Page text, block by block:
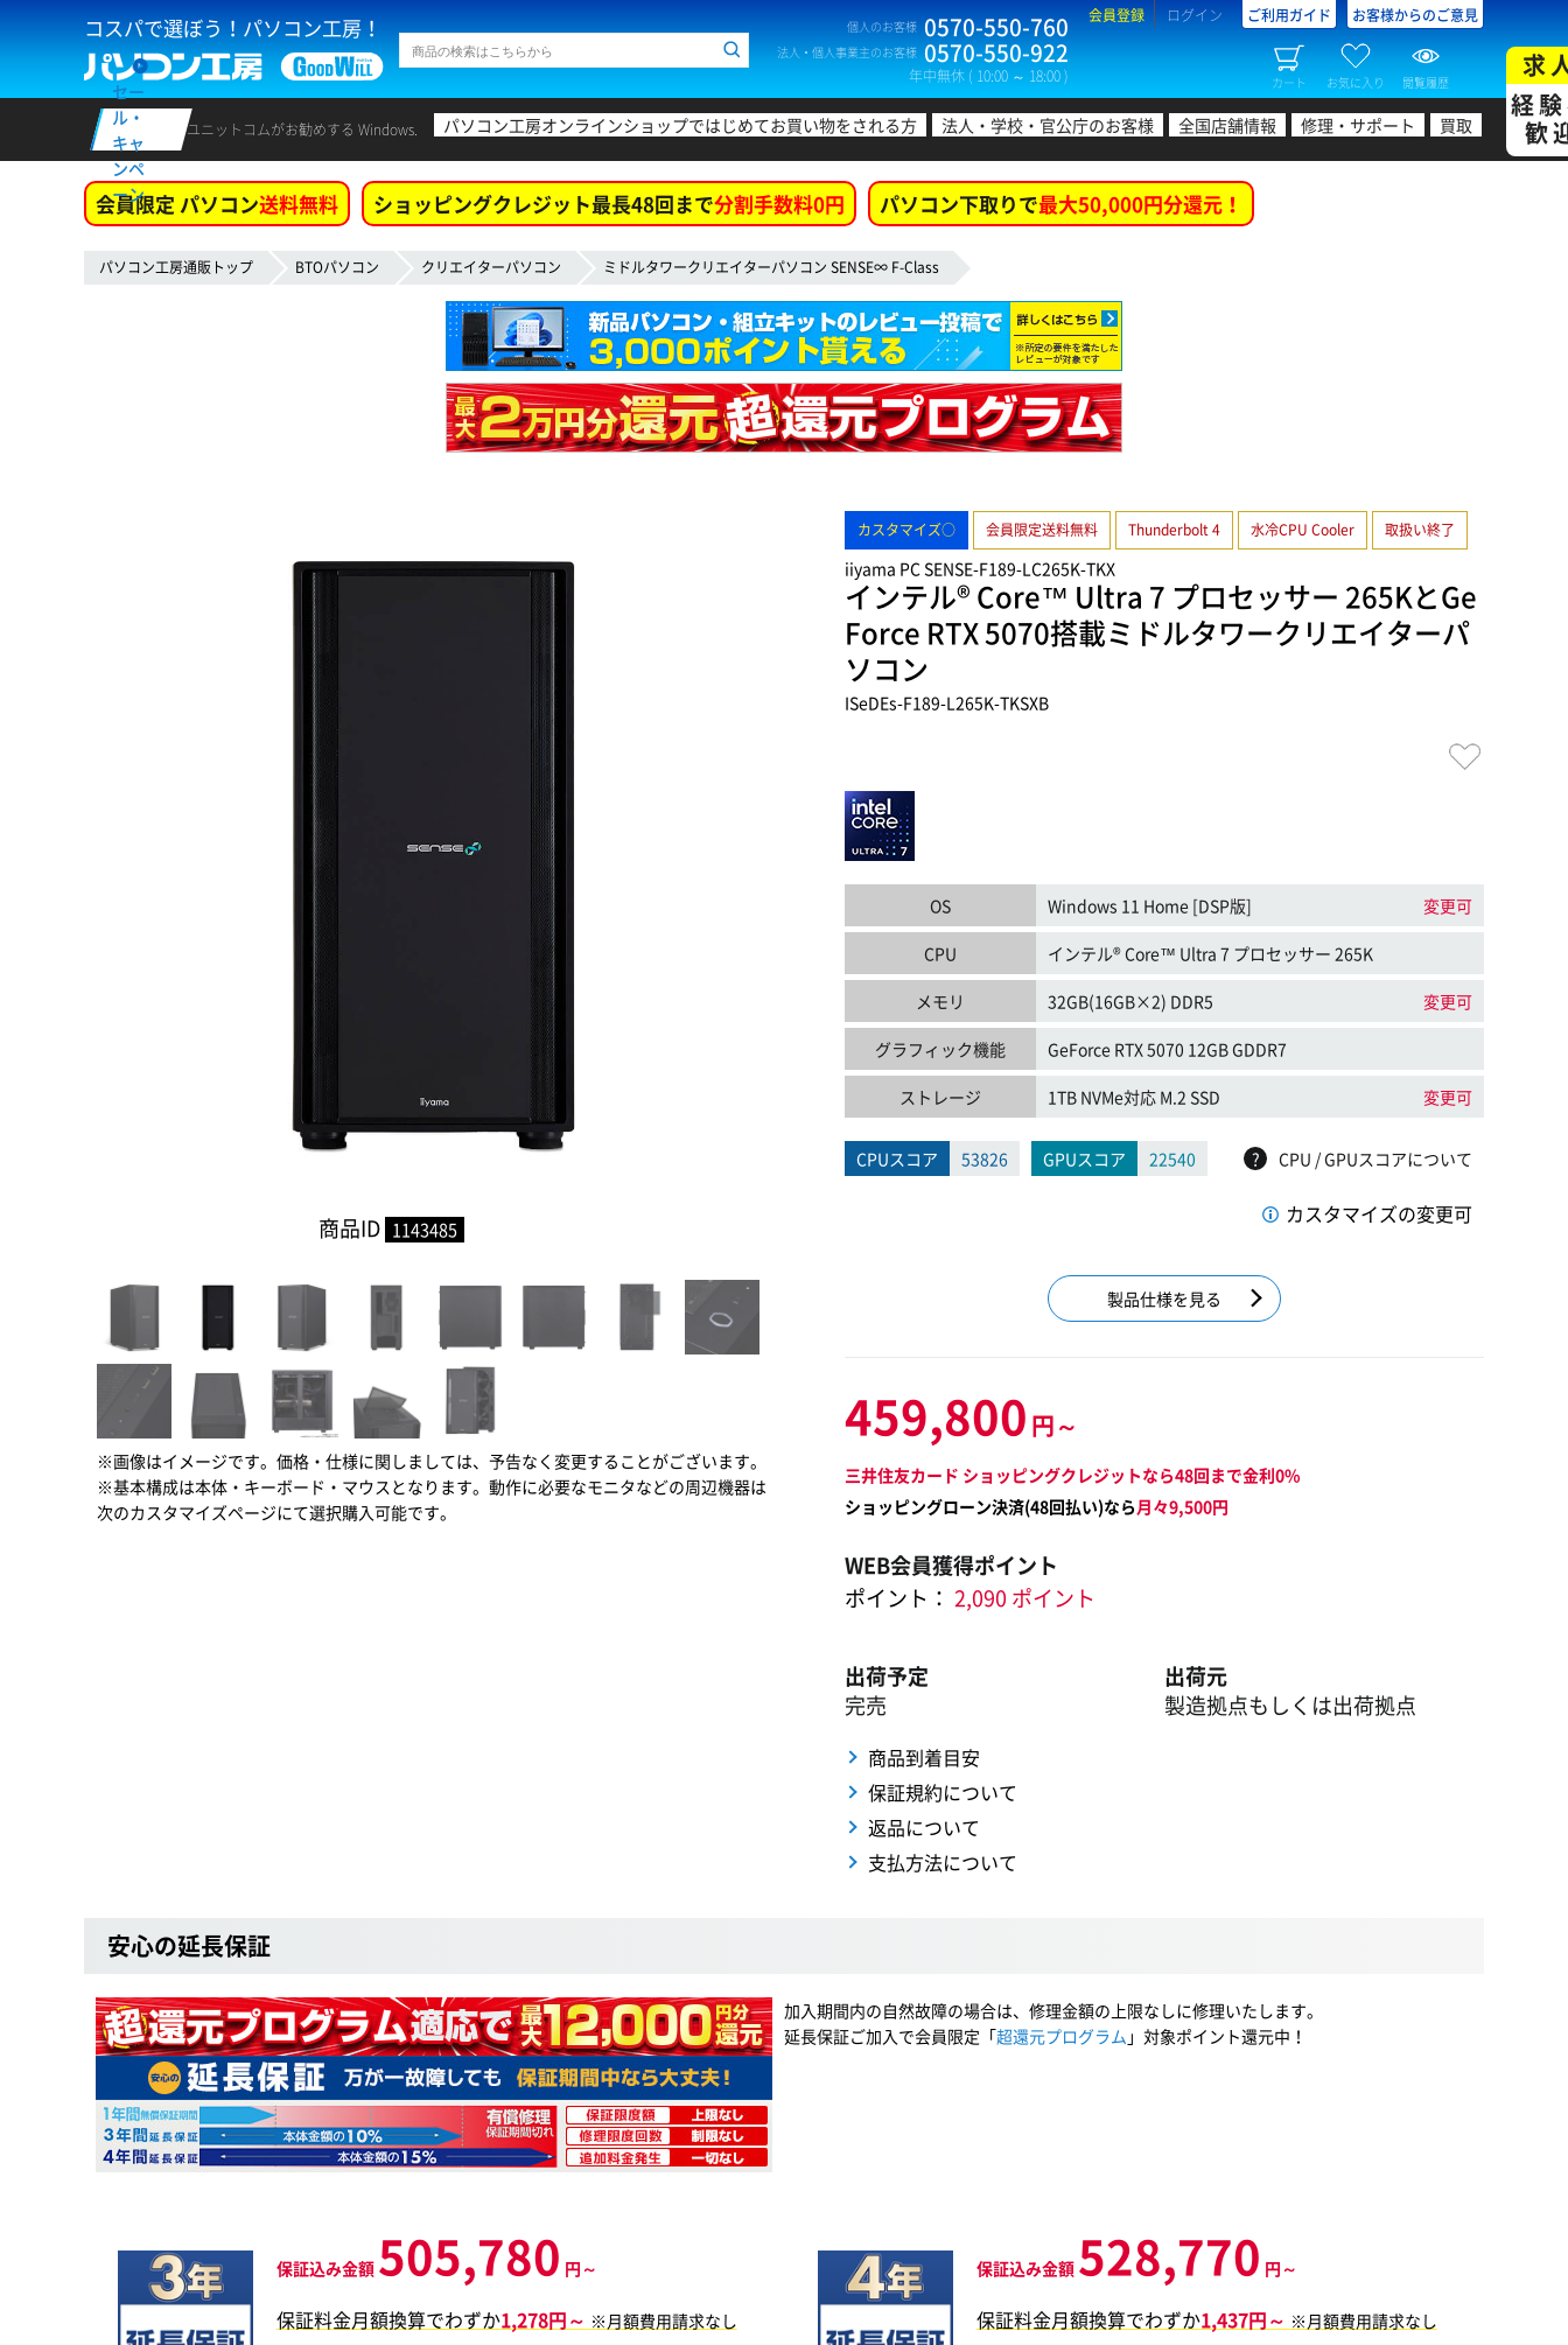
コスパで選ぼう！パソコン工房！ 個人のお客様 0570-550-760
法人・個人事業主のお客様 0570-550-922
年中無休 ( 10:00 ～ 18:00 )
会員登録 ログイン ご利用ガイド お客様からのご意見
カート お気に入り 閲覧履歴
セー
ル・
キャ
ンペ
ーン
ユニットコムがお勧めする Windows. パソコン工房オンラインショップではじめてお買い物をされる方 法人・学校・官公庁のお客様 全国店舗情報 修理・サポート 買取
求
経
歓
会員限定 パソコン送料無料 ショッピングクレジット最長48回まで分割手数料0円 パソコン下取りで最大50,000円分還元！
パソコン工房通販トップ BTOパソコン クリエイターパソコン ミドルタワークリエイターパソコン SENSE∞ F-Class
商品ID 1143485
※画像はイメージです。価格・仕様に関しましては、予告なく変更することがございます。
※基本構成は本体・キーボード・マウスとなります。動作に必要なモニタなどの周辺機器は
次のカスタマイズページにて選択購入可能です。
カスタマイズ○ 会員限定送料無料 Thunderbolt 4 水冷CPU Cooler 取扱い終了
iiyama PC SENSE-F189-LC265K-TKX
インテル® Core™ Ultra 7 プロセッサー 265KとGe
Force RTX 5070搭載ミドルタワークリエイターパ
ソコン
ISeDEs-F189-L265K-TKSXB
OS Windows 11 Home [DSP版] 変更可
CPU インテル® Core™ Ultra 7 プロセッサー 265K
メモリ 32GB(16GB×2) DDR5 変更可
グラフィック機能 GeForce RTX 5070 12GB GDDR7
ストレージ 1TB NVMe対応 M.2 SSD 変更可
CPUスコア 53826 GPUスコア 22540 ? CPU / GPUスコアについて
カスタマイズの変更可
製品仕様を見る
459,800 円～
三井住友カード ショッピングクレジットなら48回まで金利0%
ショッピングローン決済(48回払い)なら月々9,500円
WEB会員獲得ポイント
ポイント： 2,090 ポイント
出荷予定
完売
出荷元
製造拠点もしくは出荷拠点
商品到着目安
保証規約について
返品について
支払方法について
安心の延長保証
加入期間内の自然故障の場合は、修理金額の上限なしに修理いたします。
延長保証ご加入で会員限定「超還元プログラム 」対象ポイント還元中！
保証込み金額 505,780 円～
保証料金月額換算でわずか1,278円～ ※月額費用請求なし
保証込み金額 528,770 円～
保証料金月額換算でわずか1,437円～ ※月額費用請求なし